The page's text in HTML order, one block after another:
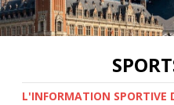
L'INFORMATION SPORTIVE